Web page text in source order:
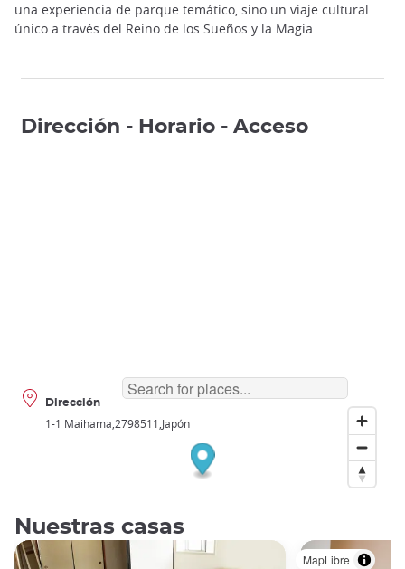
una experiencia de parque temático, sino un viaje cultural
único a través del Reino de los Sueños y la Magia.
Dirección - Horario - Acceso
MapLibre
Dirección
1-1 Maihama 2798511 Japón
Nuestras casas